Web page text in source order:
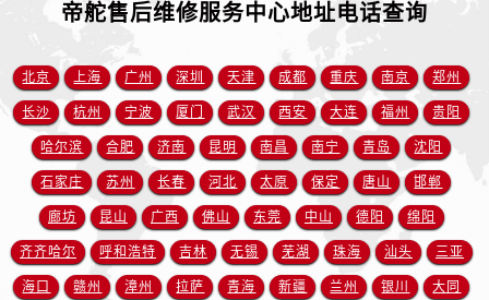
河南省平顶山市卫东区建设路帝舵售后服务中心（需提前预约）
河南省濮阳市大华龙区开州路绿城路交叉口帝舵售后服务中心（需提前预约）
河南省三门峡市湖滨区和平路帝舵售后服务中心（需提前预约）
河南省商丘市梁园区神火大道帝舵售后服务中心（需提前预约）
河南省新乡市红旗区人民路帝舵售后服务中心（需提前预约）
河南省信阳市浉河区东方红大道帝舵售后服务中心（需提前预约）
河南省许昌市魏都区建安大道与八龙路交叉口帝舵售后服务中心（需提前预约）
河南省郑州市二七区民主路10号华润大厦29层2905室帝舵售后服务中心（需提前预约）
帝舵售后维修服务中心地址电话查询
北京 上海 广州 深圳 天津 成都 重庆 南京 郑州
长沙 杭州 宁波 厦门 武汉 西安 大连 福州 贵阳
哈尔滨 合肥 济南 昆明 南昌 南宁 青岛 沈阳
石家庄 苏州 长春 河北 太原 保定 唐山 邯郸
廊坊 昆山 广西 佛山 东莞 中山 德阳 绵阳
齐齐哈尔 呼和浩特 吉林 无锡 芜湖 珠海 汕头 三亚
海口 赣州 漳州 拉萨 青海 新疆 兰州 银川 大同